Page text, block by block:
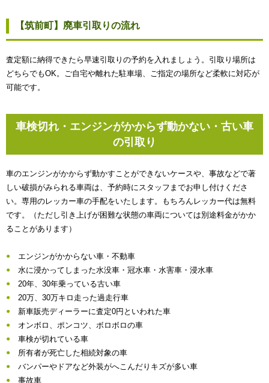
【筑前町】廃車引取りの流れ
査定額に納得できたら早速引取りの予約を入れましょう。引取り場所は
どちらでもOK。ご自宅や離れた駐車場、ご指定の場所など柔軟に対応が
可能です。
車検切れ・エンジンがかからず動かない・古い車
の引取り
車のエンジンがかからず動かすことができないケースや、事故などで著
しい破損がみられる車両は、予約時にスタッフまでお申し付けくださ
い。専用のレッカー車の手配をいたします。もちろんレッカー代は無料
です。（ただし引き上げが困難な状態の車両については別途料金がかか
ることがあります）
エンジンがかからない車・不動車
水に浸かってしまった水没車・冠水車・水害車・浸水車
20年、30年乗っている古い車
20万、30万キロ走った過走行車
新車販売ディーラーに査定0円といわれた車
オンボロ、ポンコツ、ボロボロの車
車検が切れている車
所有者が死亡した相続対象の車
バンパーやドアなど外装がへこんだりキズが多い車
事故車